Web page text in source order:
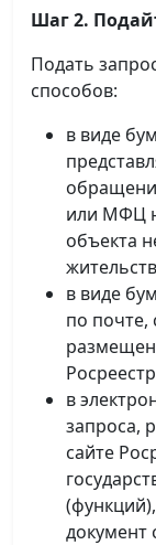
Шаг 2.
Подать
способов:
в виде
или МФЦ
объекта
в виде
по почте,
в
запроса,
сайте
документ